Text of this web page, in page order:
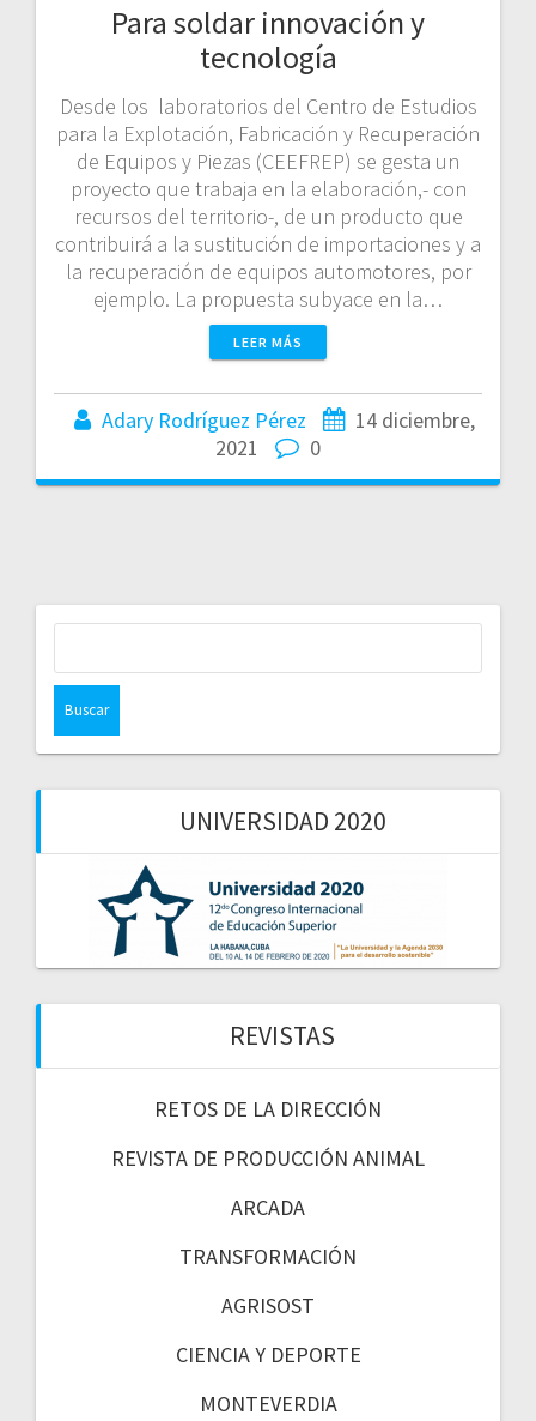
Para soldar innovación y
tecnología
Desde los laboratorios del Centro de Estudios
para la Explotación, Fabricación y Recuperación
de Equipos y Piezas (CEEFREP) se gesta un
proyecto que trabaja en la elaboración,- con
recursos del territorio-, de un producto que
contribuirá a la sustitución de importaciones y a
la recuperación de equipos automotores, por
ejemplo. La propuesta subyace en la…
LEER MÁS
Adary Rodríguez Pérez
14 diciembre,
2021
0
UNIVERSIDAD 2020
REVISTAS
RETOS DE LA DIRECCIÓN
REVISTA DE PRODUCCIÓN ANIMAL
ARCADA
TRANSFORMACIÓN
AGRISOST
CIENCIA Y DEPORTE
MONTEVERDIA